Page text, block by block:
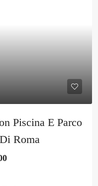
Piscina E Parco
Roma